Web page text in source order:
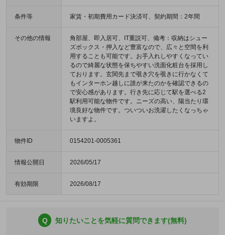
条件等 家賃・初期費用カード決済可、契約期間：2年間
その他の情報
角部屋、即入居可、IT重説可、備考：収納はシュー
ズボックス・押入など豊富なので、広々と空間を利
用することも可能です。お手入れしやすくなってい
るので綺麗な状態を保ちやすい洗面化粧台を採用し
ております。玄関先まで覗き穴を覗きに行かなくて
もインターホン越しに誰が来たのかを確認できるの
で安心感があります。行き先に応じて駅を選べる2
駅利用可能な物件です。ニーズの高い、陽当たり環
境良好な物件です。ついついお洗濯したくなっちゃ
いますよ。
物件ID 0154201-0005361
情報公開日 2026/05/17
有効期限 2026/08/17
Q 知りたいことを気軽に質問できます(無料)